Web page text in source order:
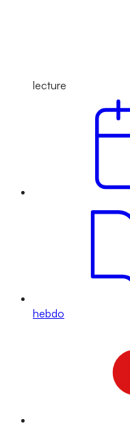
lecture
hebdo